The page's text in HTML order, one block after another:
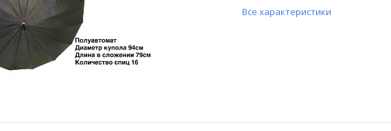
Кол-во в упаковке,
Все характеристики